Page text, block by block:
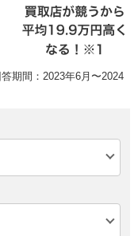
期間：2023年6月〜2024